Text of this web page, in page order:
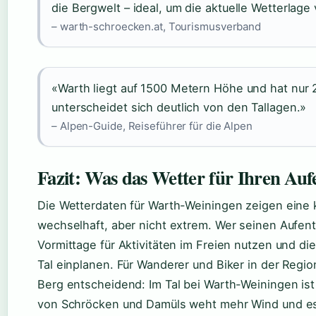
die Bergwelt – ideal, um die aktuelle Wetterlage
– warth-schroecken.at, Tourismusverband
«Warth liegt auf 1500 Metern Höhe und hat nur
unterscheidet sich deutlich von den Tallagen.»
– Alpen-Guide, Reiseführer für die Alpen
Fazit: Was das Wetter für Ihren
Die Wetterdaten für Warth-Weiningen zeigen
wechselhaft, aber nicht extrem. Wer seinen
Vormittage für Aktivitäten im Freien nutzen und
Tal einplanen. Für Wanderer und Biker in der
Berg entscheidend: Im Tal bei Warth-Weiningen
von Schröcken und Damüls weht mehr Wind und